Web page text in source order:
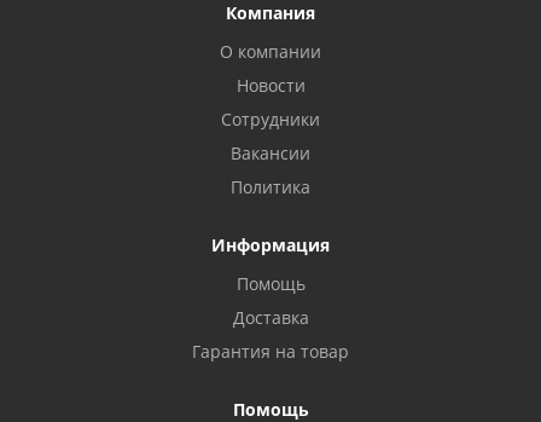
Компания
О компании
Новости
Сотрудники
Вакансии
Политика
Информация
Помощь
Доставка
Гарантия на товар
Помощь